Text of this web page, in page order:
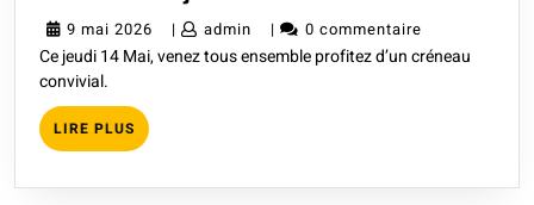
jour
férié
9 mai 2026
mai
| admin admin
| 0 commentaire
Ce jeudi 14 Mai, venez tous ensemble profitez d’un créneau
convivial.
LIRE PLUS LIRE
PLUS